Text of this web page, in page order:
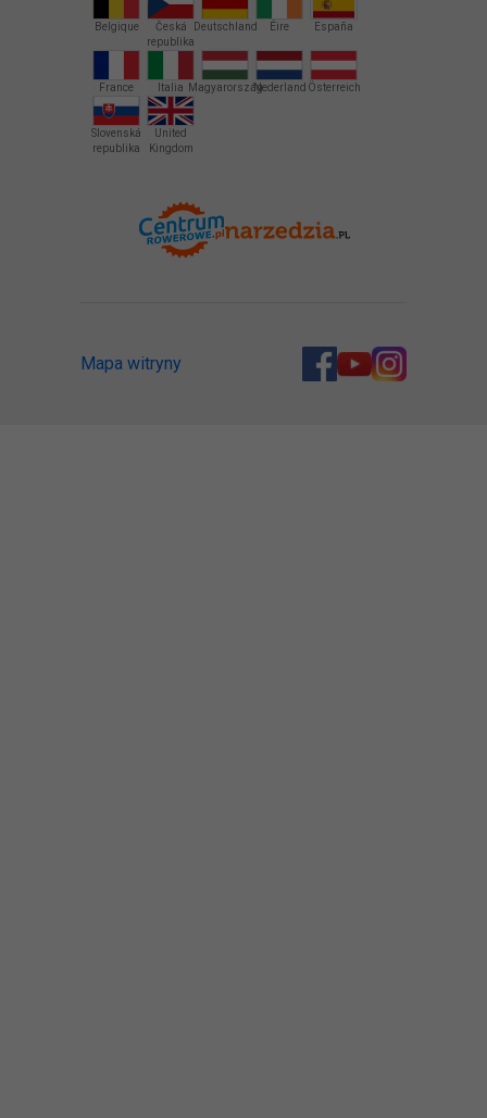
Belgique
Česká
republika
Deutschland Éire España
France Italia MagyarországNederland Österreich
Slovenská
republika
United
Kingdom
Mapa witryny